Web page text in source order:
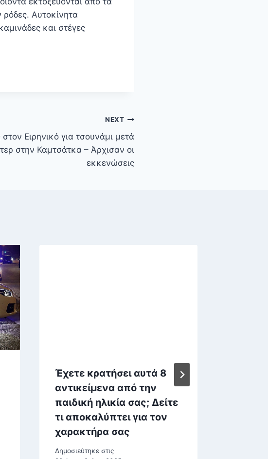
Αυτοκίνητα
και στέγες
NEXT
Ειρηνικό για τσουνάμι μετά
στην Καμτσάτκα – Άρχισαν οι
εκκενώσεις
Έχετε κρατήσει αυτά 8
αντικείμενα από την
παιδική ηλικία σας; Δείτε
τι αποκαλύπτει για τον
χαρακτήρα σας
Δημοσιεύτηκε στις